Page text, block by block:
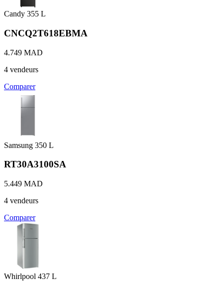
Candy 355 L
CNCQ2T618EBMA
4.749 MAD
4 vendeurs
Comparer
Samsung 350 L
RT30A3100SA
5.449 MAD
4 vendeurs
Comparer
Whirlpool 437 L